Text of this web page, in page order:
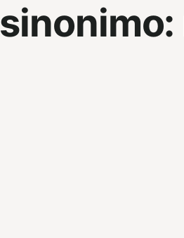
sinonimo: